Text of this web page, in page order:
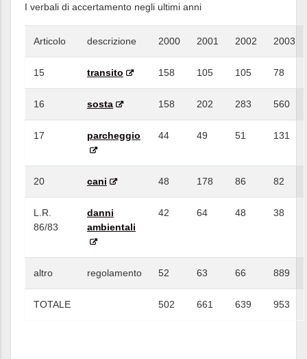
I verbali di accertamento negli ultimi anni
Articolo descrizione 2000 2001 2002 2003
15 transito 158 105 105 78
16 sosta 158 202 283 560
17 parcheggio 44 49 51 131
20 cani 48 178 86 82
L.R.
86/83
danni
ambientali
42 64 48 38
altro regolamento 52 63 66 889
TOTALE 502 661 639 953